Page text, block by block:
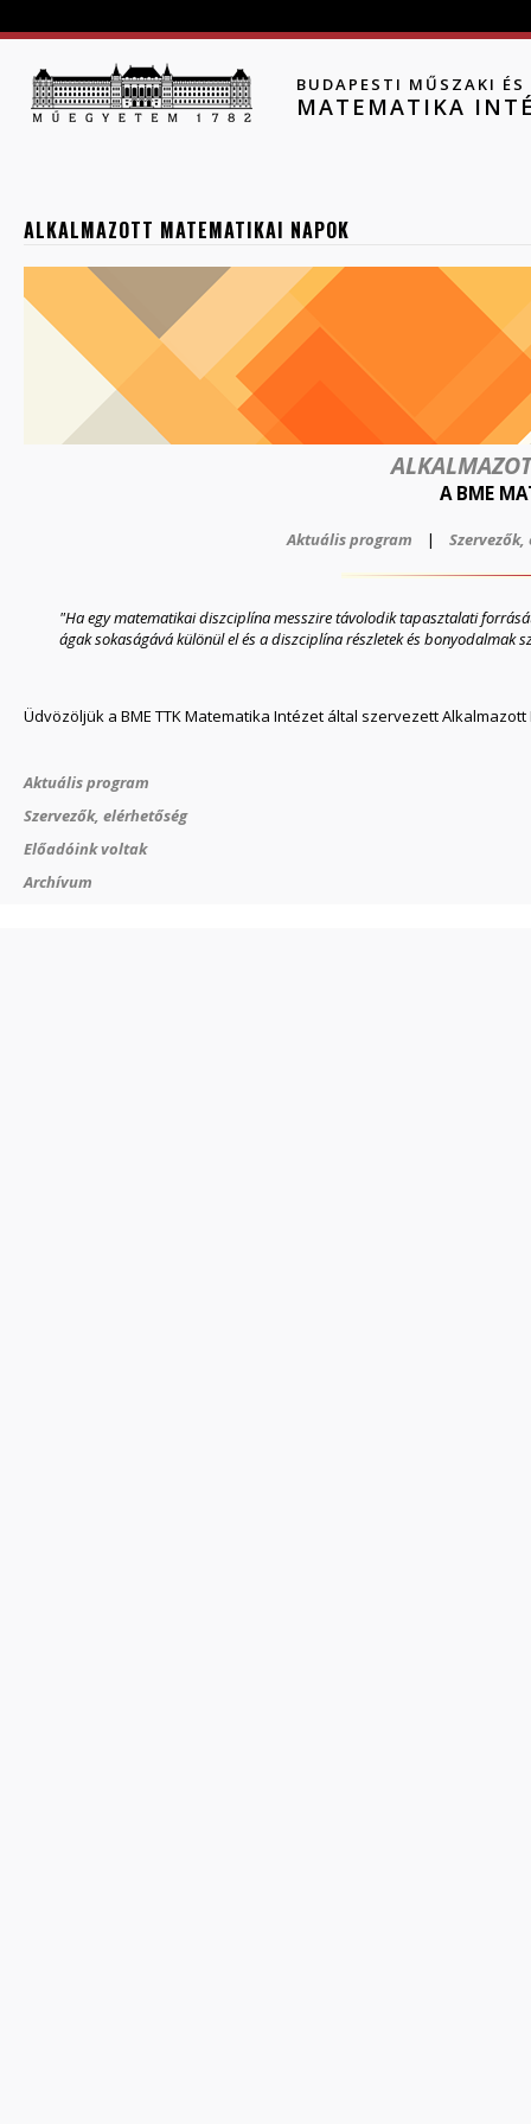
BUDAPESTI MŰSZAKI
MATEMATIKA
ALKALMAZOTT MATEMATIKAI NAPOK
A BME
Aktuális program |
"Ha egy matematikai diszciplína messzire távolodik tapasztalati
ágak sokaságává különül el és a diszciplína részletek és bonyodalmak
Üdvözöljük a BME TTK Matematika Intézet által szervezett
Aktuális program
Szervezők, elérhetőség
Előadóink voltak
Archívum